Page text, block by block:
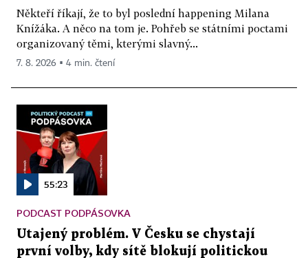
Někteří říkají, že to byl poslední happening Milana
Knížáka. A něco na tom je. Pohřeb se státními poctami
organizovaný těmi, kterými slavný...
7. 8. 2026 ▪ 4 min. čtení
55:23
PODCAST PODPÁSOVKA
Utajený problém. V Česku se chystají
první volby, kdy sítě blokují politickou